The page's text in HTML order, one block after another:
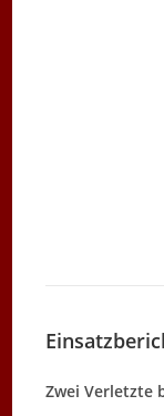
Zwei Verletzte